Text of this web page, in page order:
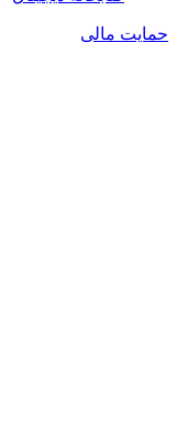
حمایت مالی